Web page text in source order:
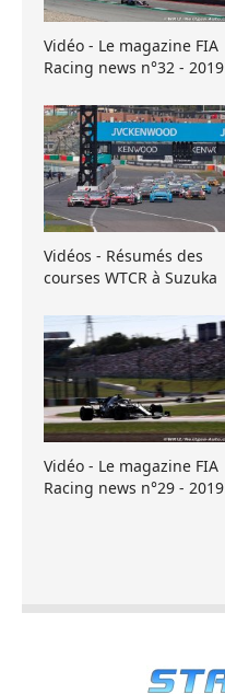
Vidéo - Le magazine FIA
Racing news n°32 - 2019
Vidéos - Résumés des
courses WTCR à Suzuka
Vidéo - Le magazine FIA
Racing news n°29 - 2019